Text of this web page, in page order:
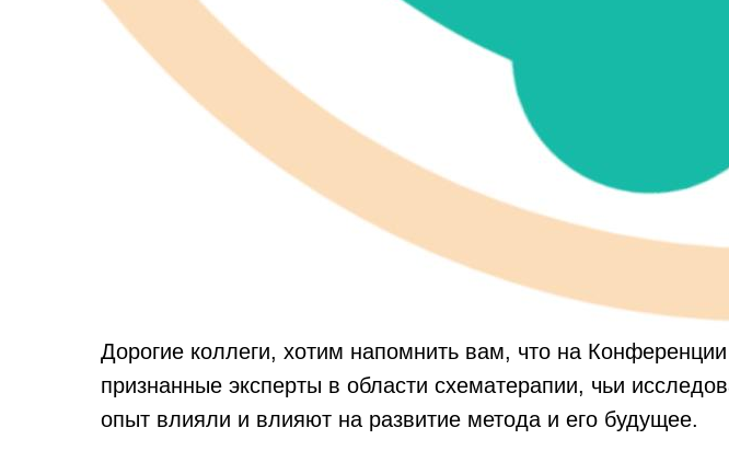
Дорогие коллеги, хотим напомнить вам, что на
признанные эксперты в области схематерапии, чьи
опыт влияли и влияют на развитие метода и его будущее.